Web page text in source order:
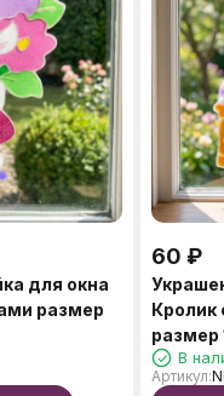
для окна
размер
60 ₽
Кролик
В
Артикул: